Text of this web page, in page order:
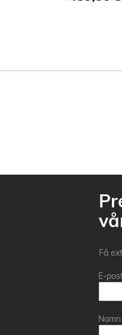
Få
E-
Namn